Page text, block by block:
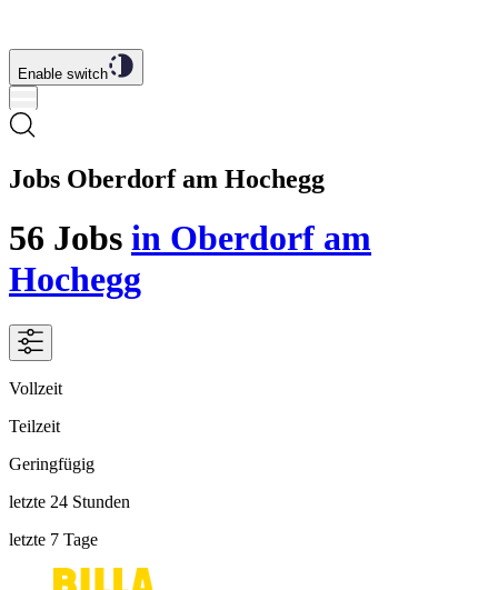
Enable switch
Jobs Oberdorf am Hochegg
56 Jobs in Oberdorf am
Hochegg
Vollzeit
Teilzeit
Geringfügig
letzte 24 Stunden
letzte 7 Tage